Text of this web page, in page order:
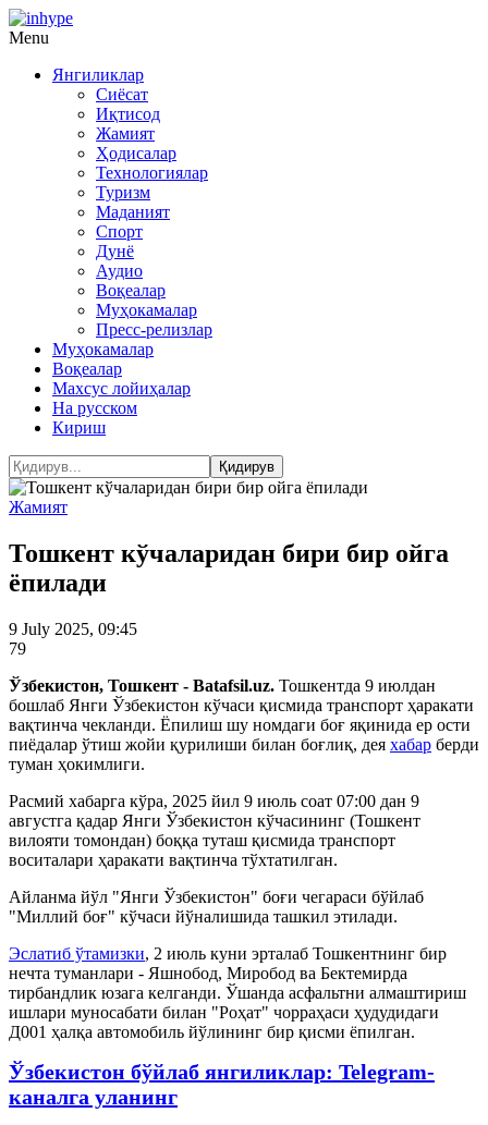
Menu
Янгиликлар
Сиёсат
Иқтисод
Жамият
Ҳодисалар
Технологиялар
Туризм
Маданият
Спорт
Дунё
Аудио
Воқеалар
Муҳокамалар
Пресс-релизлар
Муҳокамалар
Воқеалар
Махсус лойиҳалар
На русском
Кириш
Жамият
Тошкент кўчаларидан бири бир ойга
ёпилади
9 July 2025, 09:45
79
Ўзбекистон, Тошкент - Batafsil.uz. Тошкентда 9 июлдан
бошлаб Янги Ўзбекистон кўчаси қисмида транспорт ҳаракати
вақтинча чекланди. Ёпилиш шу номдаги боғ яқинида ер ости
пиёдалар ўтиш жойи қурилиши билан боғлиқ, дея хабар берди
туман ҳокимлиги.
Расмий хабарга кўра, 2025 йил 9 июль соат 07:00 дан 9
августга қадар Янги Ўзбекистон кўчасининг (Тошкент
вилояти томондан) боққа туташ қисмида транспорт
воситалари ҳаракати вақтинча тўхтатилган.
Айланма йўл "Янги Ўзбекистон" боғи чегараси бўйлаб
"Миллий боғ" кўчаси йўналишида ташкил этилади.
Эслатиб ўтамизки, 2 июль куни эрталаб Тошкентнинг бир
нечта туманлари - Яшнобод, Миробод ва Бектемирда
тирбандлик юзага келганди. Ўшанда асфальтни алмаштириш
ишлари муносабати билан "Роҳат" чорраҳаси ҳудудидаги
Д001 ҳалқа автомобиль йўлининг бир қисми ёпилган.
Ўзбекистон бўйлаб янгиликлар: Telegram-
каналга уланинг